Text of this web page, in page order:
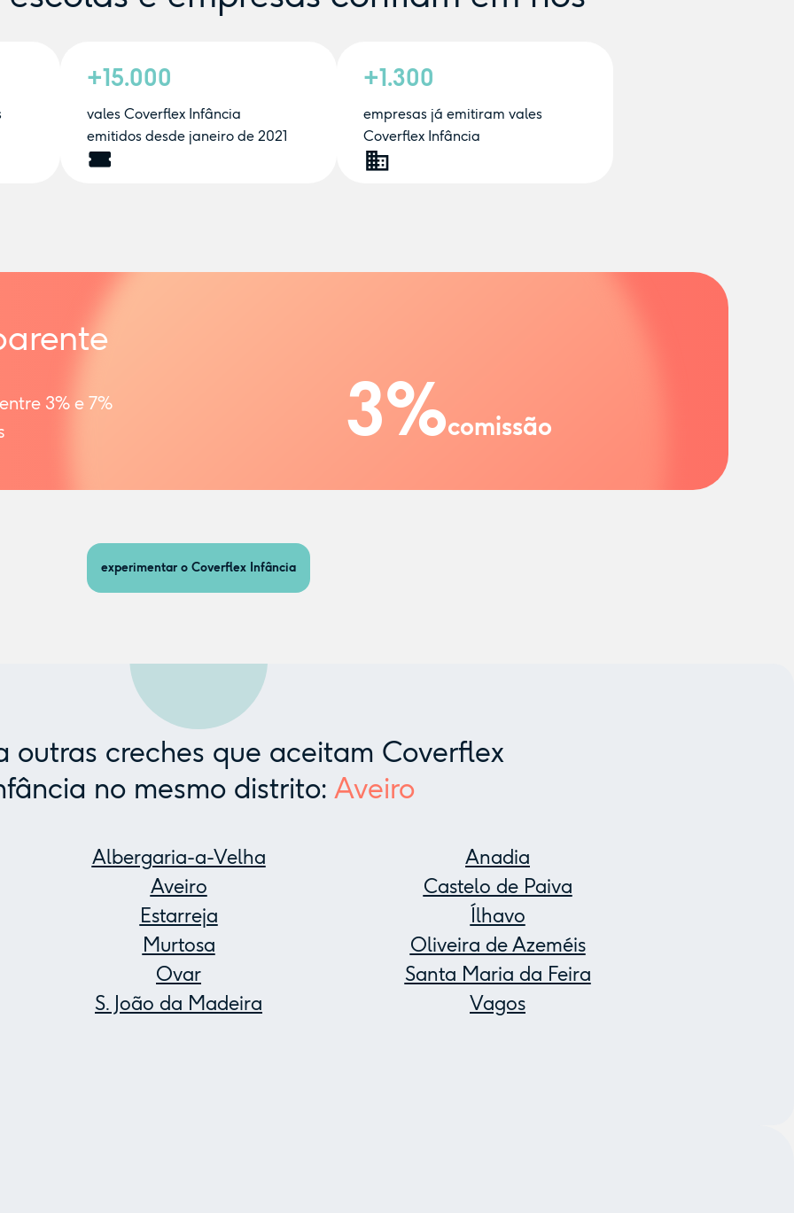
+15.000
vales Coverflex Infância
emitidos desde janeiro de 2021
+1.300
empresas já emitiram vales
Coverflex Infância
3% e 7%
3%comissão
experimentar o Coverflex Infância
outras creches que aceitam Coverflex
no mesmo distrito: Aveiro
Albergaria-a-Velha
Anadia
Aveiro
Castelo de Paiva
Estarreja
Ílhavo
Murtosa
Oliveira de Azeméis
Ovar
Santa Maria da Feira
S. João da Madeira
Vagos